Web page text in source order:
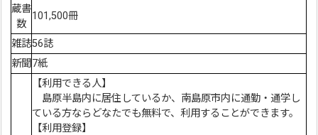
蔵書
数
101,500冊
雑誌56誌
新聞7紙
【利用できる人】
島原半島内に居住しているか、南島原市内に通勤・通学し
ている方ならどなたでも無料で、利用することができます。
【利用登録】